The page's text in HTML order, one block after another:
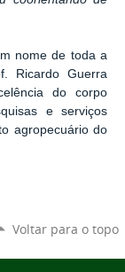
nome de toda a
Ricardo Guerra
do corpo
e serviços
agropecuário do
Voltar para o topo